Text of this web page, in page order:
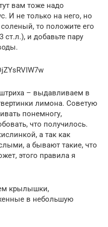
вам тоже надо
И не только на него, но
то положите его
и добавьте пару
– выдавливаем в
лимона. Советую
понемногу,
что получилось.
а так как
а бывают такие, что
этого правила я
крылышки,
в небольшую